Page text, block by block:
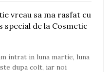
vreau sa ma rasfat cu
special de la Cosmetic
intrat in luna martie, luna
dupa colt, iar noi